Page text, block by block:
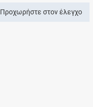
Προχωρήστε στον έλεγχο